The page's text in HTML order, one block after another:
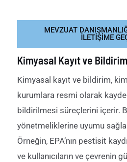
MEVZUAT
ILETIŞIME
Kimyasal Kayıt ve
Kimyasal kayıt ve bildirim,
kurumlara resmi olarak
bildirilmesi süreçlerini içerir.
yönetmeliklerine uyumu
Örneğin, EPA’nın pestisit
ve kullanıcıların ve çevrenin